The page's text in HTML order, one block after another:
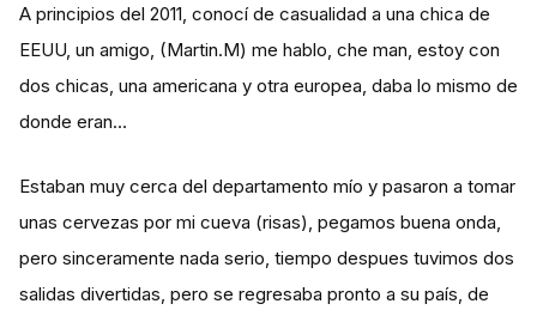
A principios del 2011, conocí de casualidad a una chica de
EEUU, un amigo, (Martin.M) me hablo, che man, estoy con
dos chicas, una americana y otra europea, daba lo mismo de
donde eran…
Estaban muy cerca del departamento mío y pasaron a tomar
unas cervezas por mi cueva (risas), pegamos buena onda,
pero sinceramente nada serio, tiempo despues tuvimos dos
salidas divertidas, pero se regresaba pronto a su país, de